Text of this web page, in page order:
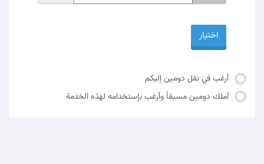
اختيار
أرغب في نقل دومين إليكم
أملك دومين مسبقاً وأرغب بإستخدامه لهذه الخدمة